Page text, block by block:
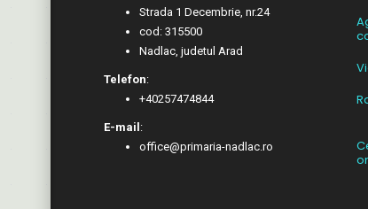
Strada 1 Decembrie, nr.24
cod: 315500
Nadlac, judetul Arad
Telefon:
+40257474844
E-mail :
office@primaria-nadlac.ro